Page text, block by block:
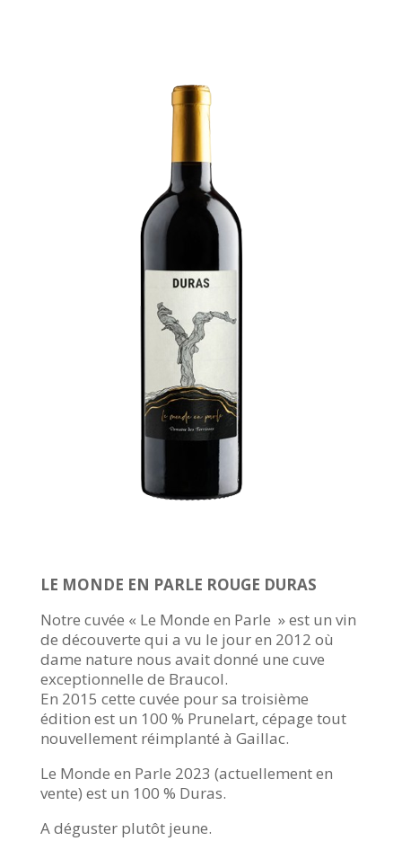
LE MONDE EN PARLE ROUGE DURAS
Notre cuvée « Le Monde en Parle » est un vin
de découverte qui a vu le jour en 2012 où
dame nature nous avait donné une cuve
exceptionnelle de Braucol.
En 2015 cette cuvée pour sa troisième
édition est un 100 % Prunelart, cépage tout
nouvellement réimplanté à Gaillac.
Le Monde en Parle 2023 (actuellement en
vente) est un 100 % Duras.
A déguster plutôt jeune.